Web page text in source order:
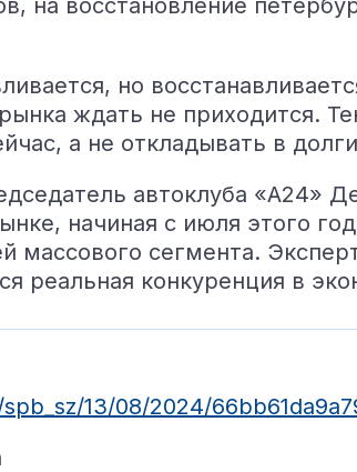
на восстановление
но
ждать не приходится.
а не откладывать в
автоклуба «А24»
начиная с июля этого
массового сегмента.
реальная конкуренция в
13/08/2024/